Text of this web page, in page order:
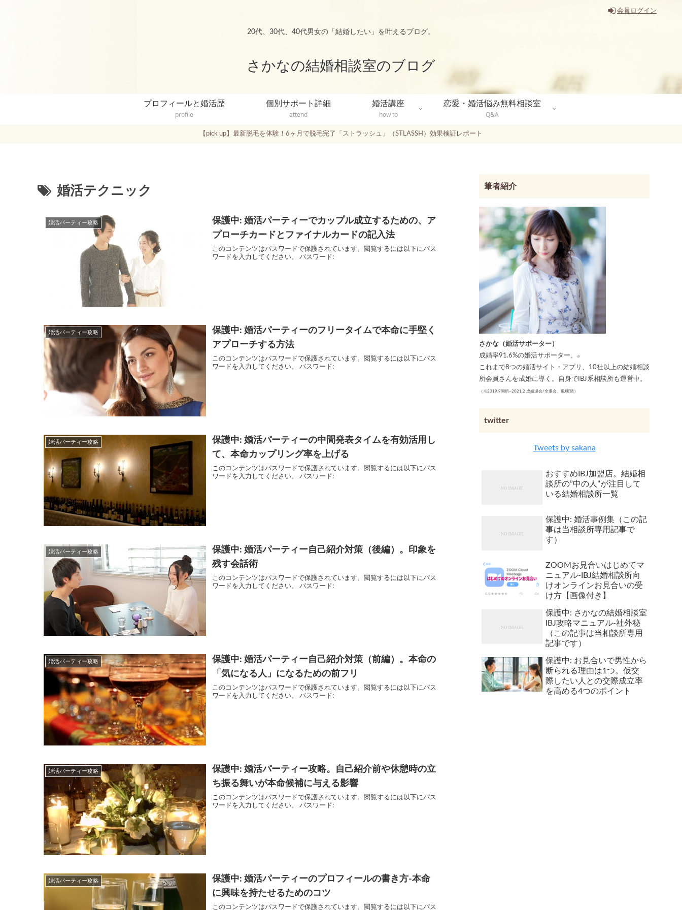
会員ログイン
20代、30代、40代男女の「結婚したい」を叶えるブログ。
さかなの結婚相談室のブログ
プロフィールと婚活歴
profile
個別サポート詳細
attend
婚活講座
how to
恋愛・婚活悩み無料相談室
Q&A
【pick up】最新脱毛を体験！6ヶ月で脱毛完了「ストラッシュ」（STLASSH）効果検証レポート
婚活テクニック
婚活パーティー攻略
保護中: 婚活パーティーでカップル成立するための、ア
プローチカードとファイナルカードの記入法
このコンテンツはパスワードで保護されています。閲覧するには以下にパス
ワードを入力してください。 パスワード:
婚活パーティー攻略
保護中: 婚活パーティーのフリータイムで本命に手堅く
アプローチする方法
このコンテンツはパスワードで保護されています。閲覧するには以下にパス
ワードを入力してください。 パスワード:
婚活パーティー攻略
保護中: 婚活パーティーの中間発表タイムを有効活用し
て、本命カップリング率を上げる
このコンテンツはパスワードで保護されています。閲覧するには以下にパス
ワードを入力してください。 パスワード:
婚活パーティー攻略
保護中: 婚活パーティー自己紹介対策（後編）。印象を
残す会話術
このコンテンツはパスワードで保護されています。閲覧するには以下にパス
ワードを入力してください。 パスワード:
婚活パーティー攻略
保護中: 婚活パーティー自己紹介対策（前編）。本命の
「気になる人」になるための前フリ
このコンテンツはパスワードで保護されています。閲覧するには以下にパス
ワードを入力してください。 パスワード:
婚活パーティー攻略
保護中: 婚活パーティー攻略。自己紹介前や休憩時の立
ち振る舞いが本命候補に与える影響
このコンテンツはパスワードで保護されています。閲覧するには以下にパス
ワードを入力してください。 パスワード:
婚活パーティー攻略
保護中: 婚活パーティーのプロフィールの書き方-本命
に興味を持たせるためのコツ
このコンテンツはパスワードで保護されています。閲覧するには以下にパス
筆者紹介
さかな（婚活サポーター）
成婚率91.6%の婚活サポーター。
※
これまで8つの婚活サイト・アプリ、10社以上の結婚相談
所会員さんを成婚に導く。自身でIBJ系相談所も運営中。
（※2019.9開所~2021.2 成婚退会/全退会、IBJ実績）
twitter
Tweets by sakana
おすすめIBJ加盟店。結婚相
談所の”中の人”が注目して
いる結婚相談所一覧
保護中: 婚活事例集（この記
事は当相談所専用記事で
す）
ZOOMお見合いはじめてマ
ニュアル-IBJ結婚相談所向
けオンラインお見合いの受
け方【画像付き】
保護中: さかなの結婚相談室
IBJ攻略マニュアル-社外秘
（この記事は当相談所専用
記事です）
保護中: お見合いで男性から
断られる理由は1つ。仮交
際したい人との交際成立率
を高める4つのポイント